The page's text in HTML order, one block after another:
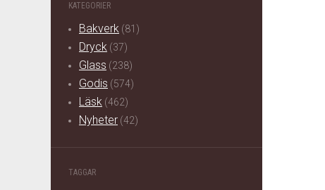
KATEGORIER
Bakverk (81)
Dryck (37)
Glass (238)
Godis (574)
Läsk (462)
Nyheter (42)
TAGGAR